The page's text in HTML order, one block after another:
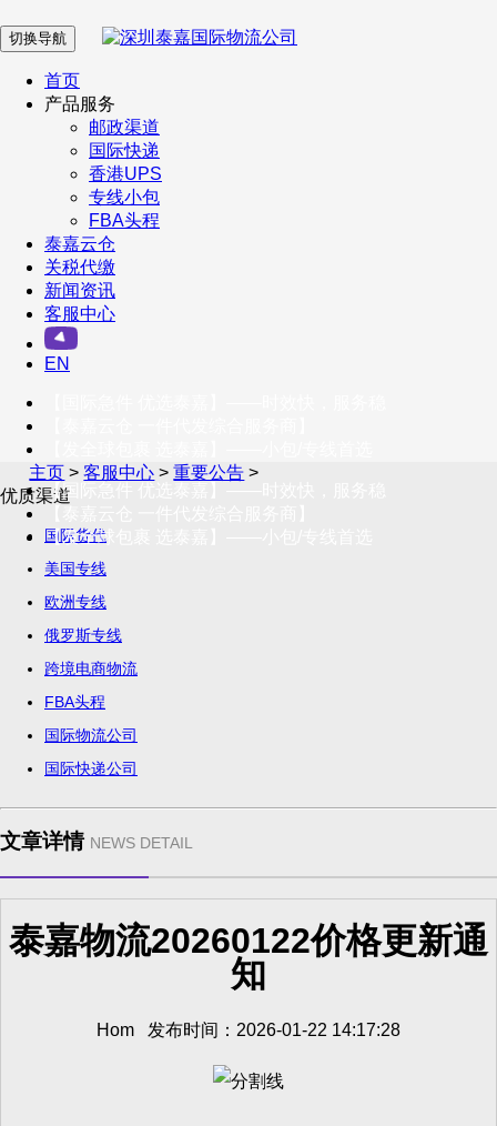
在 线 客 服
企业微信
订阅号
客户服务热线
400-098-5699
联系我们
切换导航
首页
产品服务
邮政渠道
国际快递
香港UPS
专线小包
FBA头程
泰嘉云仓
关税代缴
新闻资讯
客服中心
EN
【国际急件 优选泰嘉】——时效快，服务稳
【发全球包裹 选泰嘉】——小包/专线首选
主页 >客服中心 >重要公告 >
优质渠道
国际货代
美国专线
欧洲专线
俄罗斯专线
跨境电商物流
FBA头程
国际物流公司
国际快递公司
文章详情 NEWS DETAIL
泰嘉物流20260122价格更新通
知
Hom 发布时间：2026-01-22 14:17:28